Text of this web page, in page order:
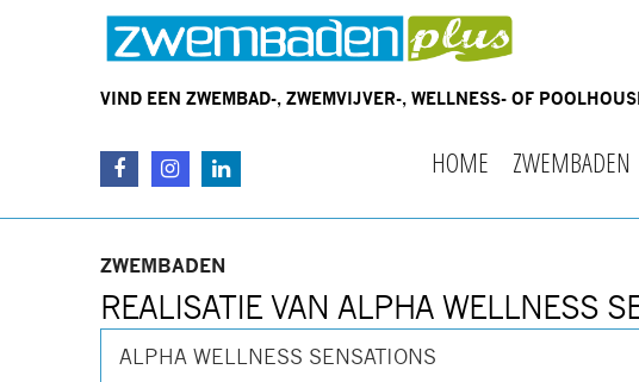
VIND EEN ZWEMBAD-, ZWEMVIJVER-, WELLNESS- OF
HOME ZWEMBADEN
ZWEMBADEN
REALISATIE VAN ALPHA WELLNESS
ALPHA WELLNESS SENSATIONS